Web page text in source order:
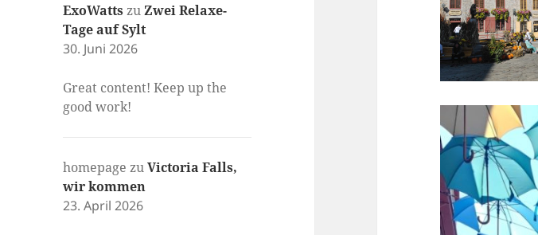
ExoWatts zuZwei Relaxe-
Tage auf Sylt
30. Juni 2026
Great content! Keep up the
good work!
homepage zuVictoria Falls,
wir kommen
23. April 2026